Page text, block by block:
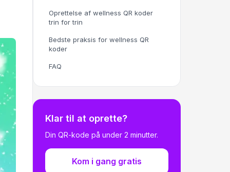
Oprettelse af wellness QR koder
trin for trin
Bedste praksis for wellness QR
koder
FAQ
Klar til at oprette?
Din QR-kode på under 2 minutter.
Kom i gang gratis